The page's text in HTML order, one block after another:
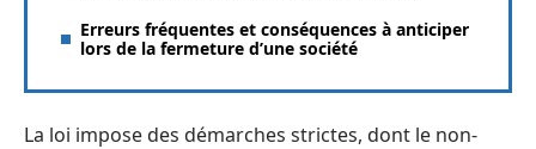
Erreurs fréquentes et conséquences à anticiper
lors de la fermeture d’une société
La loi impose des démarches strictes, dont le non-